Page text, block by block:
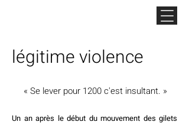
légitime violence
« Se lever pour 1200 c'est insultant. »
Un an après le début du mouvement des gilets